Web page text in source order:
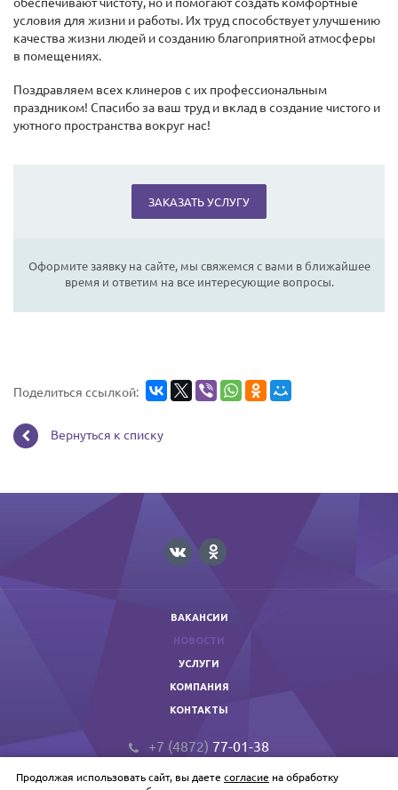
условия для жизни и работы. Их труд способствует улучшению
качества жизни людей и созданию благоприятной атмосферы
в помещениях.
Поздравляем всех клинеров с их профессиональным
праздником! Спасибо за ваш труд и вклад в создание чистого и
уютного пространства вокруг нас!
ЗАКАЗАТЬ УСЛУГУ
Оформите заявку на сайте, мы свяжемся с вами в ближайшее
время и ответим на все интересующие вопросы.
Поделиться ссылкой:
Вернуться к списку
ВАКАНСИИ
НОВОСТИ
УСЛУГИ
КОМПАНИЯ
КОНТАКТЫ
+7 (4872) 77-01-38
prof@primextula.ru
Primex © 2026 Копирование запрещено.
Продолжая использовать сайт, вы даете согласие на обработку